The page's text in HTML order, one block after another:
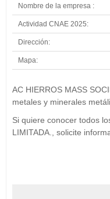
Nombre de la empresa :
Actividad CNAE 2025:
Dirección:
Mapa:
AC HIERROS MASS
metales y minerales
Si quiere conocer todos
LIMITADA., solicite